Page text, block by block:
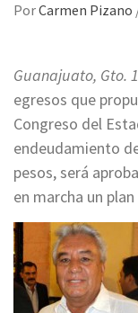
PorCarmen Pizano
Guanajuato, Gto.
egresos que
Congreso del
endeudamiento
pesos, será
en marcha un